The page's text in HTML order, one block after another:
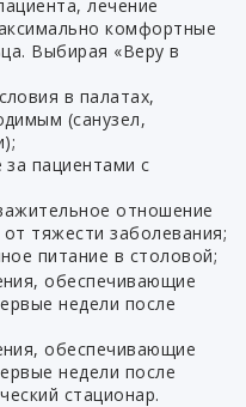
лечение
комфортные
Выбирая «Веру в
в палатах,
(санузел,
за пациентами с
отношение
тяжести заболевания;
питание в столовой;
обеспечивающие
недели после
обеспечивающие
недели после
стационар.